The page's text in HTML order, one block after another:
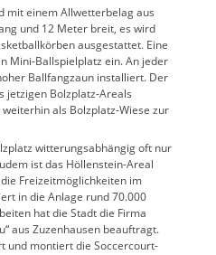
mit einem Allwetterbelag aus
und 12 Meter breit, es wird
ausgestattet. Eine
Mini-Ballspielplatz ein. An jeder
Ballfangzaun installiert. Der
jetzigen Bolzplatz-Areals
als Bolzplatz-Wiese zur
witterungsabhängig oft nur
ist das Höllenstein-Areal
Freizeitmöglichkeiten im
in die Anlage rund 70.000
hat die Stadt die Firma
aus Zuzenhausen beauftragt.
und montiert die Soccercourt-